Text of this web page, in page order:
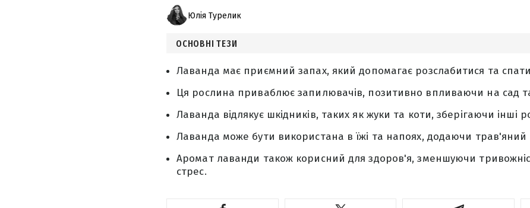
Юлія Турелик
ОСНОВНІ ТЕЗИ
Лаванда має приємний запах, який допомагає розслабитися та
Ця рослина приваблює запилювачів, позитивно впливаючи на сад
Лаванда відлякує шкідників, таких як жуки та коти, зберігаючи інші
Лаванда може бути використана в їжі та напоях, додаючи трав'яний
Аромат лаванди також корисний для здоров'я, зменшуючи
стрес.